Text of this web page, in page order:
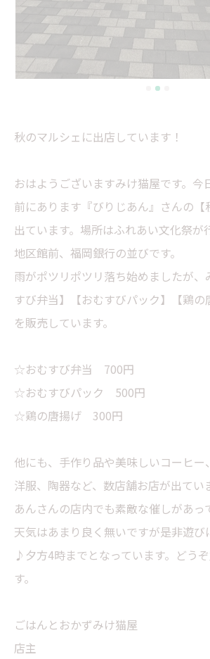
秋のマルシェに出店しています！
おはようございますみけ猫屋です。今
前にあります『びりじあん』さんの【
出ています。場所はふれあい文化祭が
地区館前、福岡銀行の並びです。
雨がポツリポツリ落ち始めましたが、
すび弁当】【おむすびパック】【鶏の
を販売しています。
☆おむすび弁当 700円
☆おむすびパック 500円
☆鶏の唐揚げ 300円
他にも、手作り品や美味しいコーヒー
洋服、陶器など、数店舗お店が出てい
あんさんの店内でも素敵な催しがあっ
天気はあまり良く無いですが是非遊び
♪夕方4時までとなっています。どう
す。
ごはんとおかずみけ猫屋
店主